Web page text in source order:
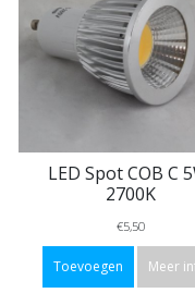
LED Spot COB C
2700K
€5,50
Toevoegen Meer